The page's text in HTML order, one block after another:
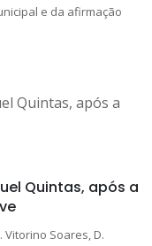
e da afirmação
Quintas, após a
Soares, D.